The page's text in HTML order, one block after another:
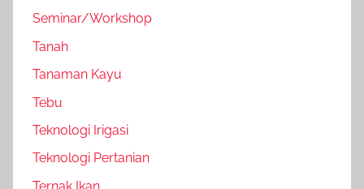
Seminar/Workshop
Tanah
Tanaman Kayu
Tebu
Teknologi Irigasi
Teknologi Pertanian